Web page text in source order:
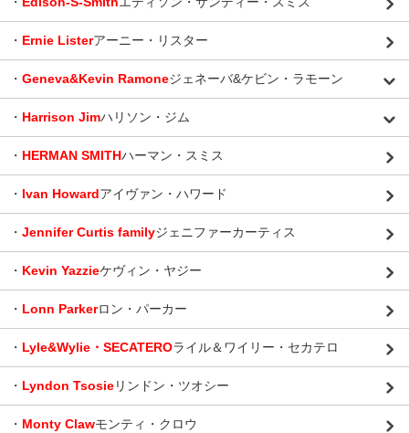
・ Ernie Listerアーニー・リスター
・ Geneva&Kevin Ramoneジェネーバ&ケビン・ラモーン
・ Harrison Jimハリソン・ジム
・ HERMAN SMITHハーマン・スミス
・ Ivan Howardアイヴァン・ハワード
・ Jennifer Curtis familyジェニファーカーティス
・ Kevin Yazzieケヴィン・ヤジー
・ Lonn Parkerロン・パーカー
・ Lyle&Wylie・SECATEROライル＆ワイリー・セカテロ
・ Lyndon Tsosieリンドン・ツオシー
・ Monty Clawモンティ・クロウ